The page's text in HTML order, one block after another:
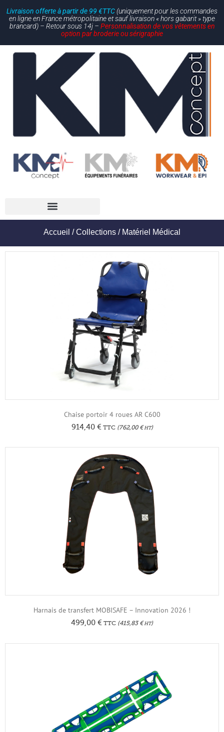
Livraison offerte à partir de 99 €TTC(uniquement pour les commandes
en ligne en France métropolitaine et sauf livraison « hors gabarit » type
brancard) – Retour sous 14j – Personnalisation de vos vêtements en
option par broderie ou sérigraphie
Accueil /Collections / Matériel Médical
Chaise portoir 4 roues AR C600
914,40 €TTC(762,00 €HT)
Harnais de transfert MOBISAFE – Innovation 2026 !
499,00 € TTC (415,83 €HT)